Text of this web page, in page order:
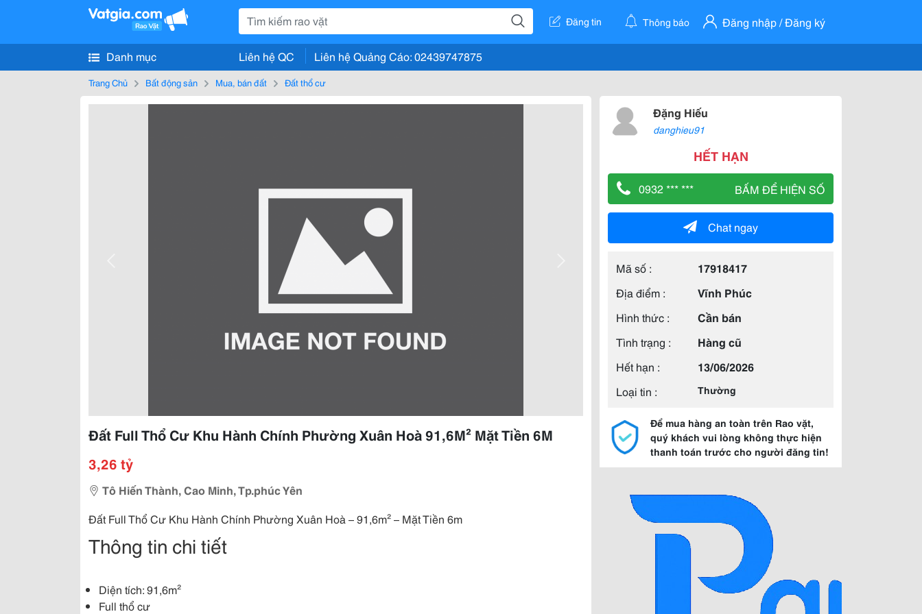
Đăng tin Thông báo Đăng nhập / Đăng ký
Danh mục Liên hệ QC Liên hệ Quảng Cáo: 02439747875
Trang Chủ Bất động sản Mua, bán đất Đất thổ cư
Đất Full Thổ Cư Khu Hành Chính Phường Xuân Hoà 91,6M² Mặt Tiền 6M
3,26 tỷ
Tô Hiến Thành, Cao Minh, Tp.phúc Yên
Đất Full Thổ Cư Khu Hành Chính Phường Xuân Hoà – 91,6m² – Mặt Tiền 6m
Thông tin chi tiết
Diện tích: 91,6m²
Full thổ cư
Đặng Hiếu
danghieu91
HẾT HẠN
0932 *** *** BẤM ĐỂ HIỆN SỐ
Chat ngay
Mã số :
17918417
Địa điểm :
Vĩnh Phúc
Hình thức :
Cần bán
Tình trạng :
Hàng cũ
Hết hạn :
13/06/2026
Loại tin :
Thường
Để mua hàng an toàn trên Rao vặt,
quý khách vui lòng không thực hiện
thanh toán trước cho người đăng tin!